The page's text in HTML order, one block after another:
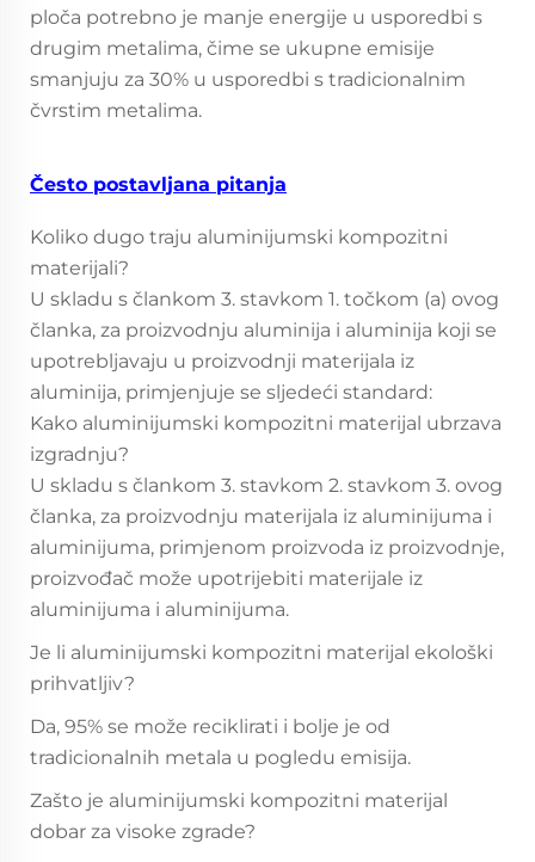
ploča potrebno je manje energije u usporedbi s
drugim metalima, čime se ukupne emisije
smanjuju za 30% u usporedbi s tradicionalnim
čvrstim metalima.
Često postavljana pitanja
Koliko dugo traju aluminijumski kompozitni
materijali?
U skladu s člankom 3. stavkom 1. točkom (a) ovog
članka, za proizvodnju aluminija i aluminija koji se
upotrebljavaju u proizvodnji materijala iz
aluminija, primjenjuje se sljedeći standard:
Kako aluminijumski kompozitni materijal ubrzava
izgradnju?
U skladu s člankom 3. stavkom 2. stavkom 3. ovog
članka, za proizvodnju materijala iz aluminijuma i
aluminijuma, primjenom proizvoda iz proizvodnje,
proizvođač može upotrijebiti materijale iz
aluminijuma i aluminijuma.
Je li aluminijumski kompozitni materijal ekološki
prihvatljiv?
Da, 95% se može reciklirati i bolje je od
tradicionalnih metala u pogledu emisija.
Zašto je aluminijumski kompozitni materijal
dobar za visoke zgrade?